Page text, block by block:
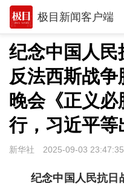
极目新闻客户端
推荐
观点
时政
湖北
武汉
世相
纪念中国人
反法西斯战
晚会《正义
行，习近平等
新华社 2025-09-03 23:47:35
纪念中国人民抗日